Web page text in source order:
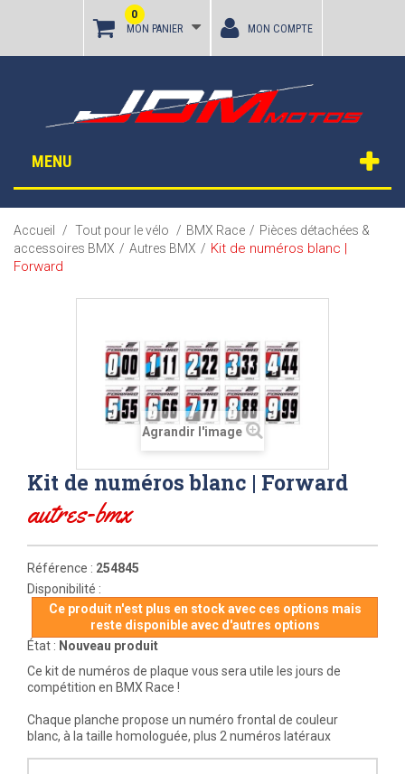
MON PANIER
0
MON COMPTE
MENU
Accueil / Tout pour le vélo / BMX Race / Pièces détachées &
accessoires BMX / Autres BMX / Kit de numéros blanc |
Forward
Agrandir l'image
Kit de numéros blanc | Forward
autres-bmx
Référence : 254845
Disponibilité :
Ce produit n'est plus en stock avec ces options mais
reste disponible avec d'autres options
État : Nouveau produit
Ce kit de numéros de plaque vous sera utile les jours de
compétition en BMX Race !
Chaque planche propose un numéro frontal de couleur
blanc, à la taille homologuée, plus 2 numéros latéraux